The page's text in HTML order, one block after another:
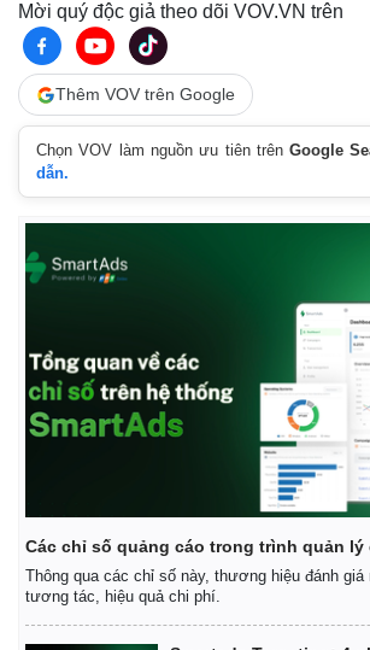
Mời quý độc giả theo dõi VOV.VN trên
Thêm VOV trên Google
Chọn VOV làm nguồn ưu tiên trênGoogle
dẫn.
Các chỉ số quảng cáo trong trình quản lý
Thông qua các chỉ số này, thương hiệu đánh giá
tương tác, hiệu quả chi phí.